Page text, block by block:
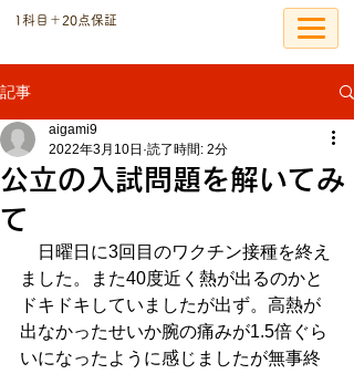
​1科目＋20点保証
記事
公立の入試問題を解いてみ
て
aigami9
2022年3月10日 読了時間: 2分
日曜日に3回目のワクチン接種を終え
ました。また40度近く熱が出るのかと
ドキドキしていましたが出ず。高熱が
出なかったせいか腕の痛みが1.5倍ぐら
いになったように感じましたが無事終